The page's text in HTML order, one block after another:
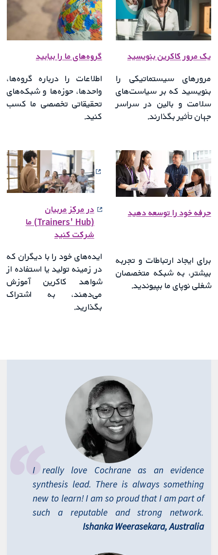
یک مرور کاکرین بنویسید
مرورهای سیستماتیکی را
بنویسید که بر سیاست‌های
سلامت و بالین در سراسر
جهان تأثیر بگذارند.
گروه‌های ما را بیابید
اطلاعات را درباره گروه‌ها،
واحدها، حوزه‌ها و شبکه‌های
تحقیقاتی تخصصی ما کسب
کنید.
حرفه خود را توسعه دهید
برای ایجاد ارتباطات و تجربه
بیشتر، به شبکه متخصصان
شغلی نوپای ما بپیوندید.
در مرکز مربیان
(Trainers' Hub) ما
شرکت کنید
ایده‌های خود را با دیگران که
در زمینه تولید یا استفاده از
شواهد کاکرین آموزش
می‌دهند، به اشتراک
بگذارید.
I really love Cochrane as an evidence
synthesis lead. There is always something
new to learn! I am so proud that I am part of
such a reputable and strong network.
Ishanka Weerasekara, Australia